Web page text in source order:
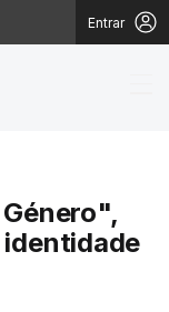
Entrar
"O
identidade